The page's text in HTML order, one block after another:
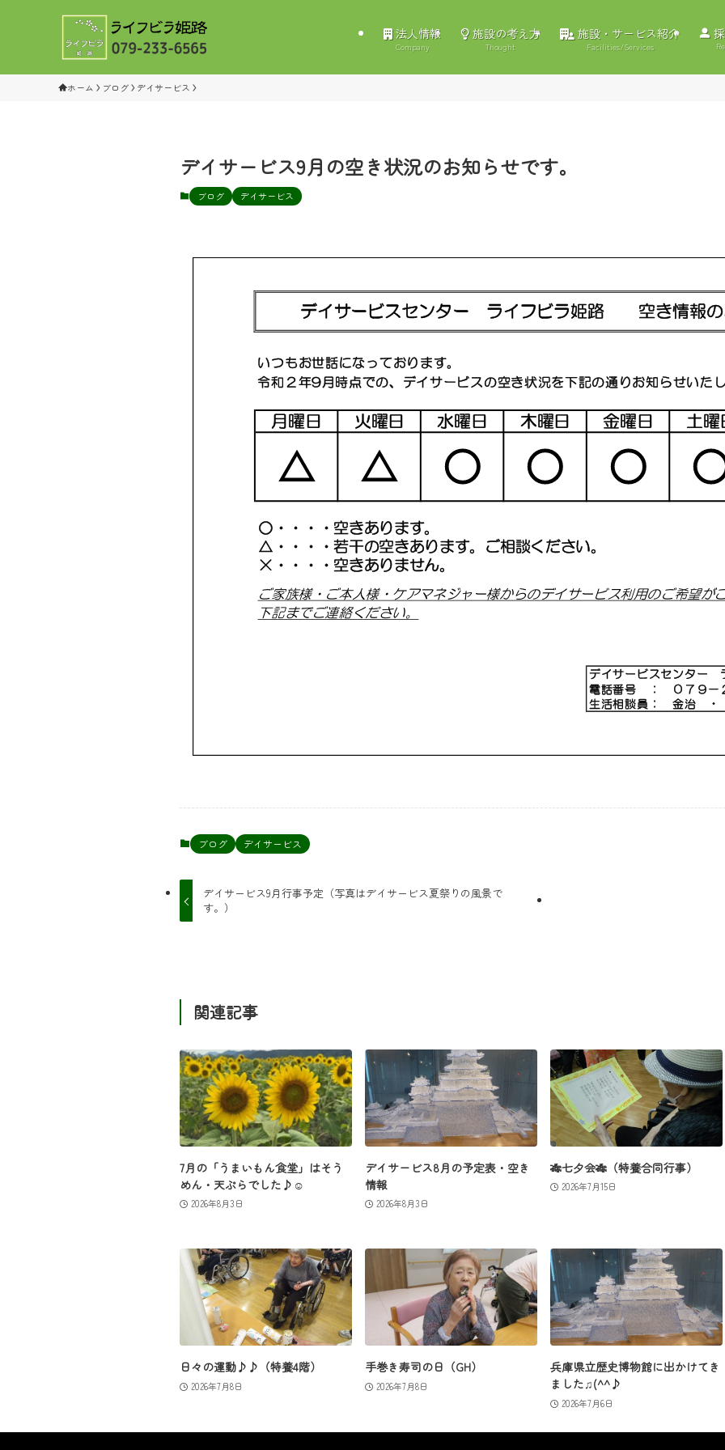
法人情報
Company
施設の考え方
Thought
施設・サービス紹介
Facilities/Services
ホーム ブログ デイサービス
デイサービス9月の空き状況のお知らせです。
ブログ デイサービス
ブログ デイサービス
デイサービス9月行事予定（写真はデイサービス夏祭りの風景で
す。）
関連記事
7月の「うまいもん食堂」はそう
めん・天ぷらでした♪☺
2026年8月3日
デイサービス8月の予定表・空き
情報
2026年8月3日
🎋七夕会🎋（特養合同行事）
2026年7月15日
日々の運動♪♪（特養4階）
2026年7月8日
手巻き寿司の日（GH）
2026年7月8日
兵庫県立歴史博物館に出かけてき
ました♫(^^♪
2026年7月6日